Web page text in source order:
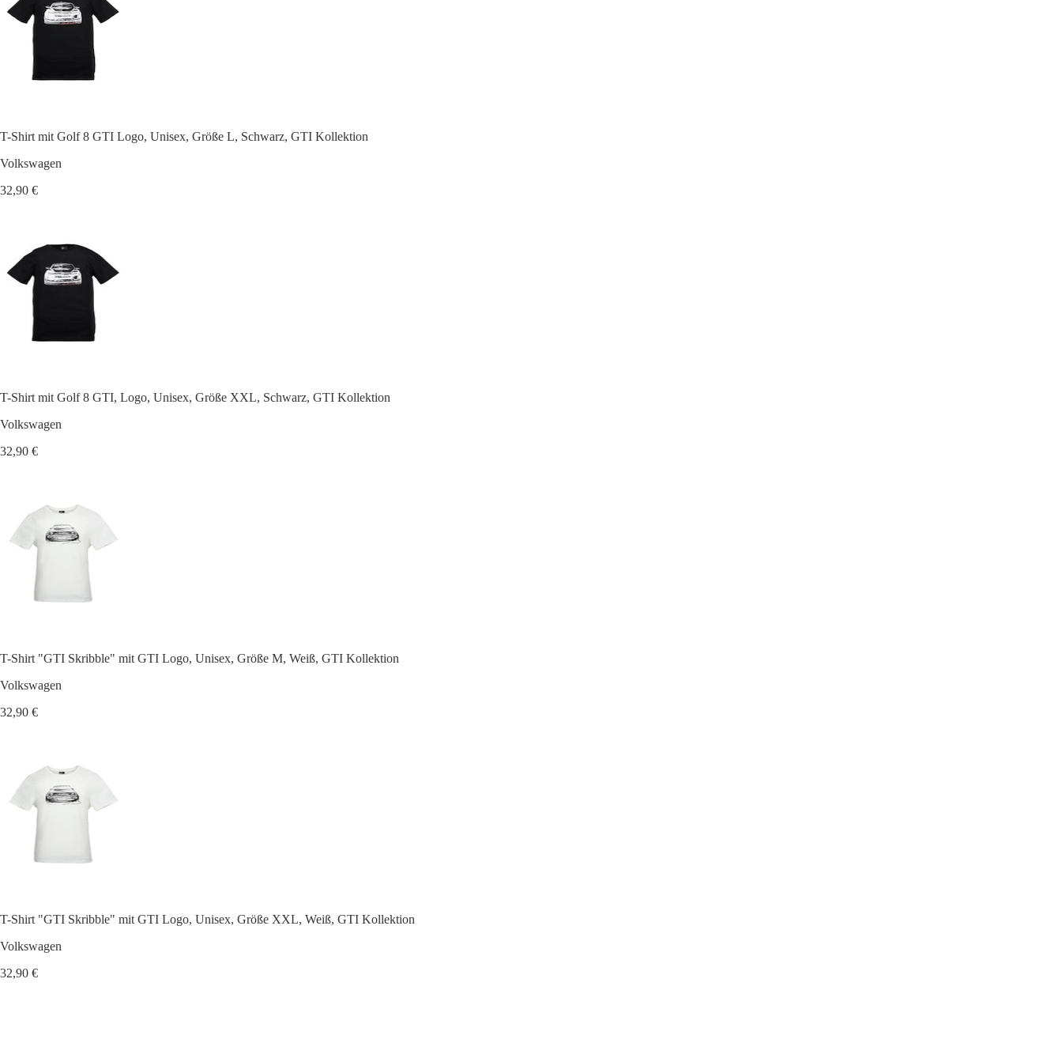
T-Shirt mit Golf 8 GTI Logo, Unisex, Größe L, Schwarz, GTI Kollektion
Volkswagen
32,90 €
T-Shirt mit Golf 8 GTI, Logo, Unisex, Größe XXL, Schwarz, GTI Kollektion
Volkswagen
32,90 €
T-Shirt "GTI Skribble" mit GTI Logo, Unisex, Größe M, Weiß, GTI Kollektion
Volkswagen
32,90 €
T-Shirt "GTI Skribble" mit GTI Logo, Unisex, Größe XXL, Weiß, GTI Kollektion
Volkswagen
32,90 €